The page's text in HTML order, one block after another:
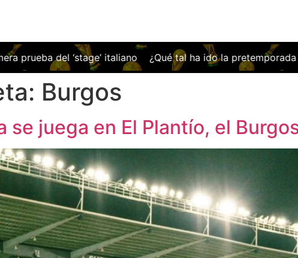
‘stage’ italiano ¿Qué tal ha ido la pretemporada del
Burgos
se juega en El Plantío, el